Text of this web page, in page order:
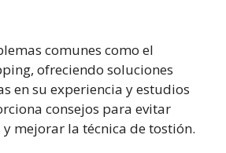
comunes como el
ofreciendo soluciones
en su experiencia y estudios
consejos para evitar
mejorar la técnica de tostión.